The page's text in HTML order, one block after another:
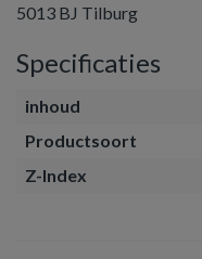
5013 BJ Tilburg
Specificaties
inhoud
Productsoort
Z-Index